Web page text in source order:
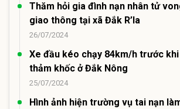
Thăm hỏi gia đình nạn nhân tử
giao thông tại xã Đắk R’la
26/07/2024
Xe đầu kéo chạy 84km/h trước
thảm khốc ở Đắk Nông
25/07/2024
Hình ảnh hiện trường vụ tai nạn